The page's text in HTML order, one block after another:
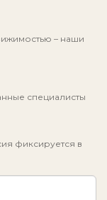
– наши
специалисты
фиксируется в